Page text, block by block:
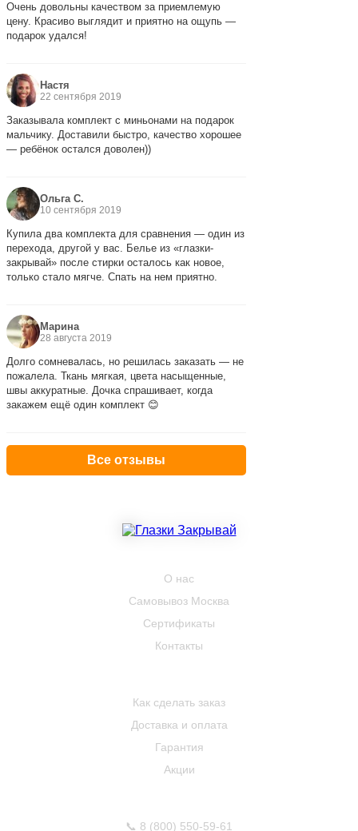
Очень довольны качеством за приемлемую
цену. Красиво выглядит и приятно на ощупь —
подарок удался!
Настя
22 сентября 2019
Заказывала комплект с миньонами на подарок
мальчику. Доставили быстро, качество хорошее
— ребёнок остался доволен))
Ольга С.
10 сентября 2019
Купила два комплекта для сравнения — один из
перехода, другой у вас. Белье из «глазки-
закрывай» после стирки осталось как новое,
только стало мягче. Спать на нем приятно.
Марина
28 августа 2019
Долго сомневалась, но решилась заказать — не
пожалела. Ткань мягкая, цвета насыщенные,
швы аккуратные. Дочка спрашивает, когда
закажем ещё один комплект 😊
Все отзывы
О нас
Самовывоз Москва
Сертификаты
Контакты
Как сделать заказ
Доставка и оплата
Гарантия
Акции
📞 8 (800) 550-59-61